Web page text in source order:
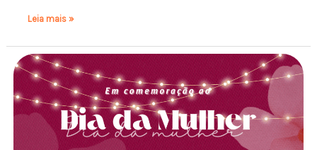
Leia mais »
Dia
da
Mulher